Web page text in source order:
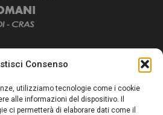
Consenso
utilizziamo tecnologie come i cookie
alle informazioni del dispositivo. Il
ci permetterà di elaborare dati come il
nasce per informare “liberamente” i
con un occhio rivolto al
al nostro futuro